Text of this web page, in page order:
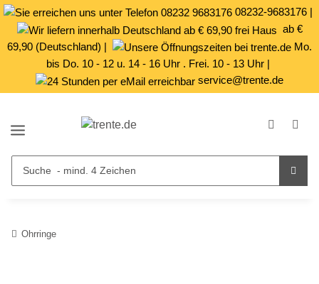
08232-9683176 |
ab €
69,90 (Deutschland) |
Mo.
bis Do. 10 - 12 u. 14 - 16 Uhr . Frei. 10 - 13 Uhr |
service@trente.de
Ohrringe